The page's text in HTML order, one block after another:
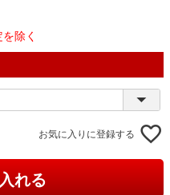
除く
お気に入りに登録する
れる